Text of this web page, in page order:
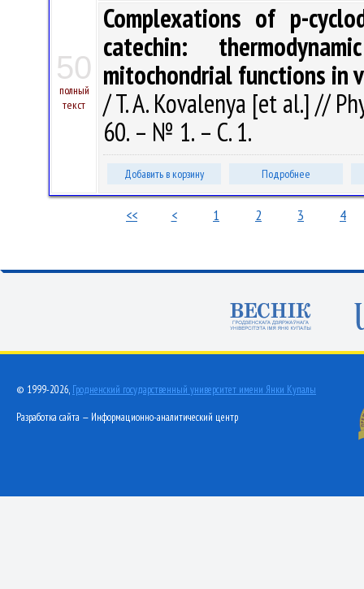
50
полный
текст
Complexations of p-
catechin:
mitochondrial functions in
/ T. A. Kovalenya [et al.] //
60. – № 1. – С. 1.
Добавить в корзину Подробнее
<< < 1 2 3 4
© 1999-2026, Гродненский государственный университет имени Янки Купалы
Разработка сайта — Информационно-аналитический центр